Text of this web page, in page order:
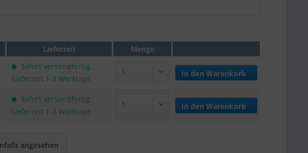
Lieferzeit Menge
Sofort versandfertig,
Lieferzeit 1-3 Werktage
In den Warenkorb
Sofort versandfertig,
Lieferzeit 1-3 Werktage
In den Warenkorb
angesehen